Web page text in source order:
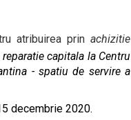
atribuirea prinachizitie
capitala la Centru
- spatiu de servire a
decembrie 2020.